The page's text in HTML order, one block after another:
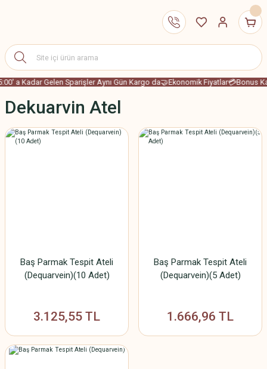
a Kadar Gelen Sparişler Aynı Gün Kargo da🤝Ekonomik Fiyatlar💳Bonus
Dekuarvin Atel
Baş Parmak Tespit Ateli
(Dequarvein)(10 Adet)
3.125,55 TL
Baş Parmak Tespit Ateli
(Dequarvein)(5 Adet)
1.666,96 TL